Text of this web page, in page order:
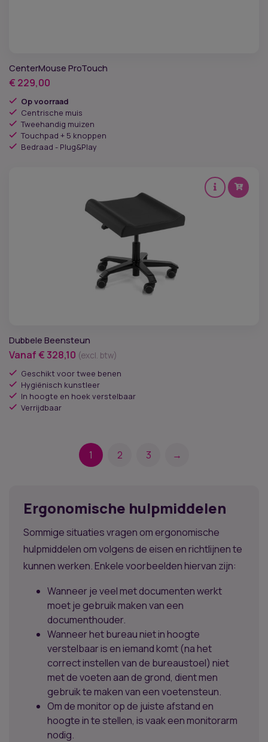
CenterMouse ProTouch
€ 229,00
Op voorraad
Centrische muis
Tweehandig muizen
Touchpad + 5 knoppen
Bedraad - Plug&Play
Dubbele Beensteun
Vanaf€328,10 (excl. btw)
Geschikt voor twee benen
Hygiënisch kunstleer
In hoogte en hoek verstelbaar
Verrijdbaar
1 2 3 →
Ergonomische hulpmiddelen
Sommige situaties vragen om ergonomische
hulpmiddelen om volgens de eisen en richtlijnen te
kunnen werken. Enkele voorbeelden hiervan zijn:
Wanneer je veel met documenten werkt
moet je gebruik maken van een
documenthouder.
Wanneer het bureau niet in hoogte
verstelbaar is en iemand komt (na het
correct instellen van de bureaustoel) niet
met de voeten aan de grond, dient men
gebruik te maken van een voetensteun.
Om de monitor op de juiste afstand en
hoogte in te stellen, is vaak een monitorarm
nodig.